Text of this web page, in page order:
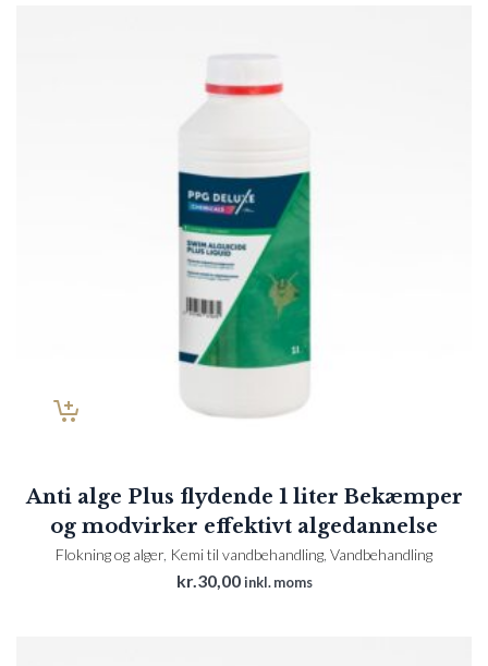
Anti alge Plus flydende 1 liter Bekæmper
og modvirker effektivt algedannelse
Flokning og alger, Kemi til vandbehandling Vandbehandling
kr.30,00 inkl. moms